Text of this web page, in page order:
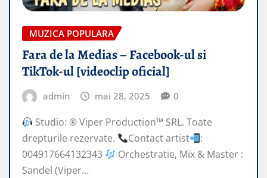
MUZICA POPULARA
Fara de la Medias – Facebook-ul si
TikTok-ul [videoclip oficial]
admin mai 28, 2025 0
Studio: ® Viper Production™ SRL. Toate
drepturile rezervate.
Contact artist
:
004917664132343
Orchestratie, Mix & Master :
Sandel (Viper…